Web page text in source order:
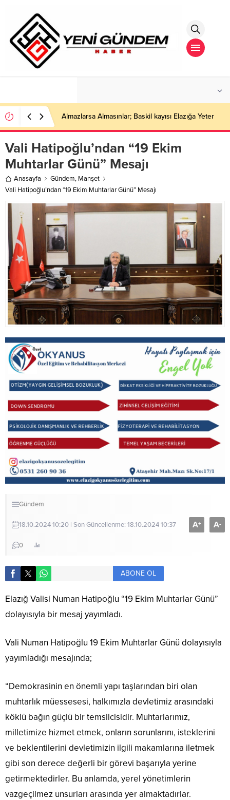
Almazlarsa Almasınlar; Baskil kayısı Elazığa Yeter
Vali Hatipoğlu’ndan “19 Ekim
Muhtarlar Günü” Mesajı
Anasayfa Gündem, Manşet
Vali Hatipoğlu’ndan “19 Ekim Muhtarlar Günü” Mesajı
Gündem
18.10.2024 10:20 | Son Güncellenme: 18.10.2024 10:37
0
A+ A-
ABONE OL
Elazığ Valisi Numan Hatipoğlu “19 Ekim Muhtarlar Günü”
dolayısıyla bir mesaj yayımladı.
Vali Numan Hatipoğlu 19 Ekim Muhtarlar Günü dolayısıyla
yayımladığı mesajında;
“Demokrasinin en önemli yapı taşlarından biri olan
muhtarlık müessesesi, halkımızla devletimiz arasındaki
köklü bağın güçlü bir temsilcisidir. Muhtarlarımız,
milletimize hizmet etmek, onların sorunlarını, isteklerini
ve beklentilerini devletimizin ilgili makamlarına iletmek
gibi son derece değerli bir görevi başarıyla yerine
getirmektedirler. Bu anlamda, yerel yönetimlerin
vazgeçilmez unsurları arasında yer almaktadırlar.